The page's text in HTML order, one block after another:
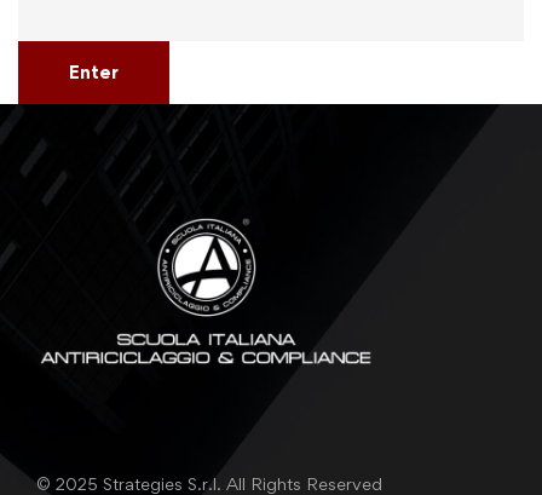
Enter
© 2025 Strategies S.r.l. All Rights Reserved